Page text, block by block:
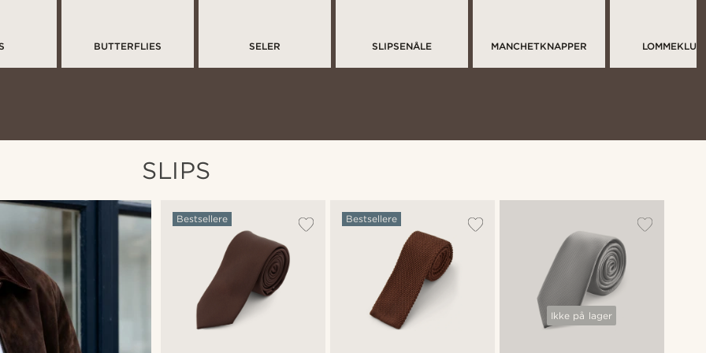
BUTTERFLIES SELER SLIPSENÅLE MANCHETKNAPPER
SLIPS
Bestsellere Bestsellere
Ikke på lager